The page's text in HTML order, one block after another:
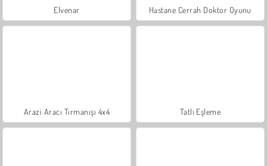
Elvenar Hastane Cerrah Doktor Oyunu
Arazi Aracı Tırmanışı 4x4 Tatlı Eşleme